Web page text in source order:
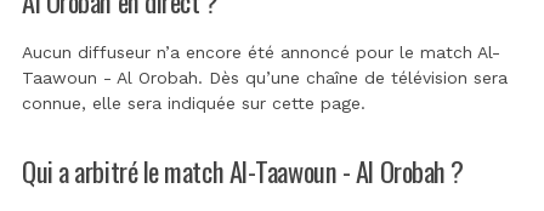
Aucun diffuseur n’a encore été annoncé pour le match Al-
Taawoun - Al Orobah. Dès qu’une chaîne de télévision sera
connue, elle sera indiquée sur cette page.
Qui a arbitré le match Al-Taawoun - Al Orobah ?